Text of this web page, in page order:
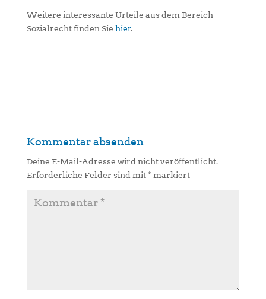
Weitere interessante Urteile aus dem Bereich
Sozialrecht finden Sie hier.
Kommentar absenden
Deine E-Mail-Adresse wird nicht veröffentlicht.
Erforderliche Felder sind mit* markiert